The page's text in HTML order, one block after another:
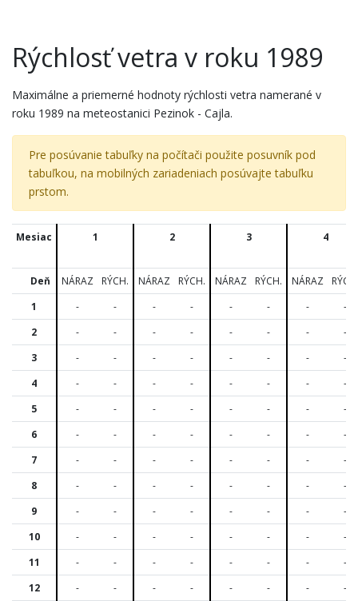
Rýchlosť vetra v roku 1989
Maximálne a priemerné hodnoty rýchlosti vetra namerané v
roku 1989 na meteostanici Pezinok - Cajla.
Pre posúvanie tabuľky na počítači použite posuvník pod
tabuľkou, na mobilných zariadeniach posúvajte tabuľku
prstom.
Mesiac 1 2 3 4
Deň NÁRAZ RÝCH. NÁRAZ RÝCH. NÁRAZ RÝCH. NÁRAZ
RÝCH.
1
- - - - - - -
-
2
- - - - - - -
-
3
- - - - - - -
-
4
- - - - - - -
-
5
- - - - - - -
-
6
- - - - - - -
-
7
- - - - - - -
-
8
- - - - - - -
-
9
- - - - - - -
-
10
- - - - - - -
-
11
- - - - - - -
-
12
- - - - - - -
-